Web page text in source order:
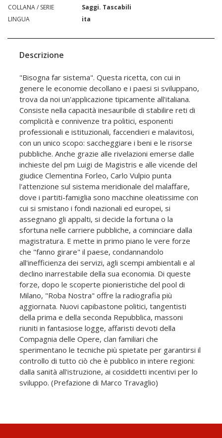
COLLANA / SERIE
Saggi. Tascabili
LINGUA
ita
Descrizione
"Bisogna far sistema". Questa ricetta, con cui in
genere le economie decollano e i paesi si sviluppano,
trova da noi un'applicazione tipicamente all'italiana.
Consiste nella capacità inesauribile di stabilire reti di
complicità e connivenze tra politici, esponenti
professionali e istituzionali, faccendieri e malavitosi,
con un unico scopo: saccheggiare i beni e le risorse
pubbliche. Anche grazie alle rivelazioni emerse dalle
inchieste del pm Luigi de Magistris e alle vicende del
giudice Clementina Forleo, Carlo Vulpio punta
l'attenzione sul sistema meridionale del malaffare,
dove i partiti-famiglia sono macchine oleatissime con
cui si smistano i fondi nazionali ed europei, si
assegnano gli appalti, si decide la fortuna o la
sfortuna nelle carriere pubbliche, a cominciare dalla
magistratura. E mette in primo piano le vere forze
che "fanno girare" il paese, condannandolo
all'inefficienza dei servizi, agli scempi ambientali e al
declino inarrestabile della sua economia. Di queste
forze, dopo le scoperte pionieristiche del pool di
Milano, "Roba Nostra" offre la radiografia più
aggiornata. Nuovi capibastone politici, tangentisti
della prima e della seconda Repubblica, massoni
riuniti in fantasiose logge, affaristi devoti della
Compagnia delle Opere, clan familiari che
sperimentano le tecniche più spietate per garantirsi il
controllo di tutto ciò che è pubblico in intere regioni:
dalla sanità all'istruzione, ai cosiddetti incentivi per lo
sviluppo. (Prefazione di Marco Travaglio)